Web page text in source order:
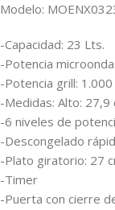
Modelo:
-Capacidad: 23 Lts.
-Potencia
-Potencia grill:
-Medidas: Alto: 27,9
-6 niveles de
-Descongelado
-Plato giratorio: 27
-Timer
-Puerta con cierre